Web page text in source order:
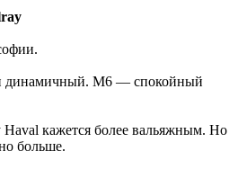
M6 — спокойный
кажется более вальяжным. Но
больше.